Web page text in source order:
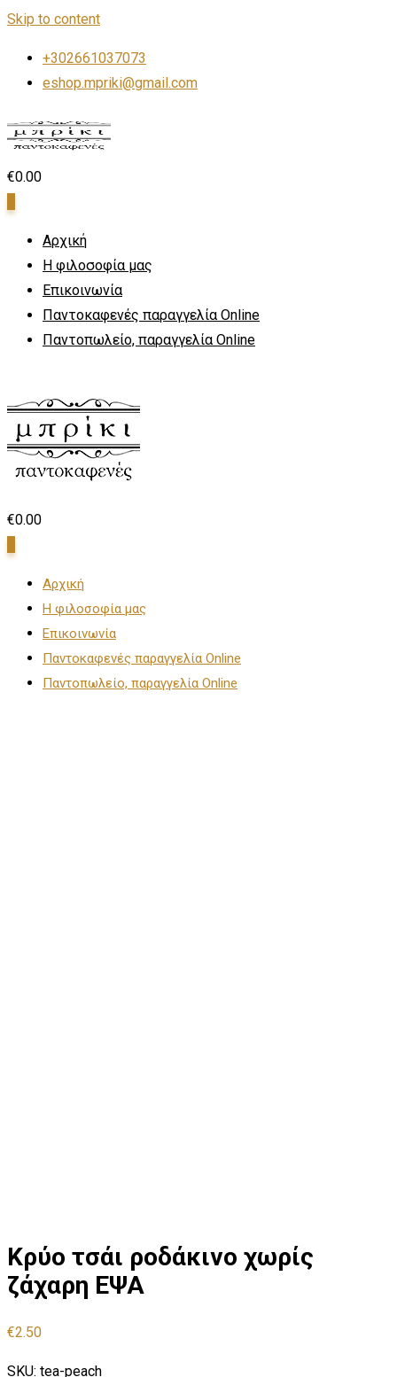
Skip to content
+302661037073
eshop.mpriki@gmail.com
€0.00
Αρχική
Η φιλοσοφία μας
Επικοινωνία
Παντοκαφενές παραγγελία Online
Παντοπωλείο, παραγγελία Online
€0.00
Αρχική
Η φιλοσοφία μας
Επικοινωνία
Παντοκαφενές παραγγελία Online
Παντοπωλείο, παραγγελία Online
Κρύο τσάι ροδάκινο χωρίς
ζάχαρη ΕΨΑ
€2.50
SKU: tea-peach